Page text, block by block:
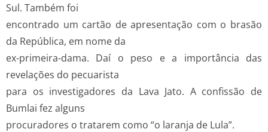
Sul. Também foi
encontrado um cartão de apresentação com o brasão
da República, em nome da
ex-primeira-dama. Daí o peso e a importância das
revelações do pecuarista
para os investigadores da Lava Jato. A confissão de
Bumlai fez alguns
procuradores o tratarem como “o laranja de Lula”.